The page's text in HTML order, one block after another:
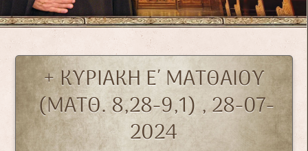
+ ΚΥΡΙΑΚΗ Ε΄ ΜΑΤΘΑΙΟΥ
(ΜΑΤΘ. 8,28-9,1) , 28-07-
2024